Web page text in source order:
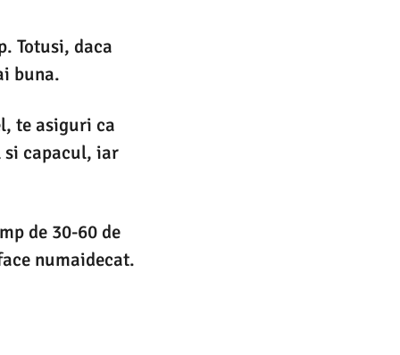
Totusi, daca
buna.
te asiguri ca
si capacul, iar
de 30-60 de
numaidecat.